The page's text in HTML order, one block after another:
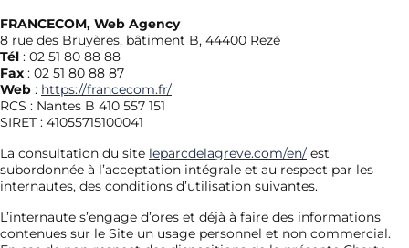
FRANCECOM, Web Agency
8 rue des Bruyères, bâtiment B, 44400 Rezé
Tél : 02 51 80 88 88
Fax : 02 51 80 88 87
Web : https://francecom.fr/
RCS : Nantes B 410 557 151
SIRET : 41055715100041
La consultation du site leparcdelagreve.com/en/ est
subordonnée à l’acceptation intégrale et au respect par les
internautes, des conditions d’utilisation suivantes.
L’internaute s’engage d’ores et déjà à faire des informations
contenues sur le Site un usage personnel et non commercial.